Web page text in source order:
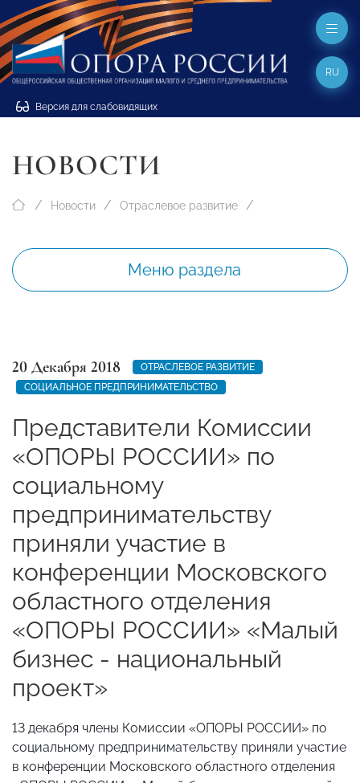
Версия для слабовидящих
RU
НОВОСТИ
Новости Отраслевое развитие
Меню раздела
20 Декабря 2018
ОТРАСЛЕВОЕ РАЗВИТИЕ
СОЦИАЛЬНОЕ ПРЕДПРИНИМАТЕЛЬСТВО
Представители Комиссии
«ОПОРЫ РОССИИ» по
социальному
предпринимательству
приняли участие в
конференции Московского
областного отделения
«ОПОРЫ РОССИИ» «Малый
бизнес - национальный
проект»
13 декабря члены Комиссии «ОПОРЫ РОССИИ» по
социальному предпринимательству приняли участие
в конференции Московского областного отделения